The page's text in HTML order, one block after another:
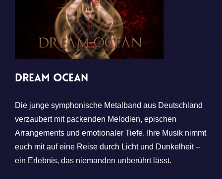
DREAM OCEAN
Die junge symphonische Metalband aus Deutschland
verzaubert mit packenden Melodien, epischen
Arrangements und emotionaler Tiefe. Ihre Musik nimmt
euch mit auf eine Reise durch Licht und Dunkelheit –
ein Erlebnis, das niemanden unberührt lässt.